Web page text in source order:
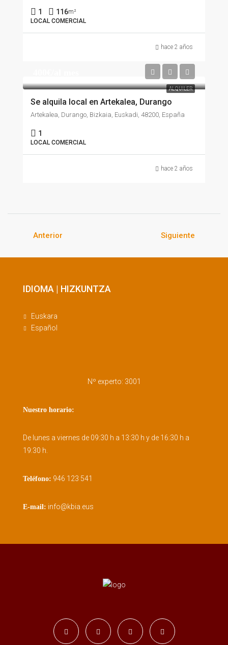
1 116m²
LOCAL COMERCIAL
hace 2 años
ALQUILER
Se alquila local en Artekalea, Durango
Artekalea, Durango, Bizkaia, Euskadi, 48200, España
1
LOCAL COMERCIAL
hace 2 años
Anterior Siguiente
IDIOMA | HIZKUNTZA
Euskara
Español
Nº experto: 3001
Nuestro horario:
De lunes a viernes de 09:30 h a 13:30 h y de 16:30 h a
19:30 h.
Teléfono: 946 123 541
E-mail: info@kbia.eus